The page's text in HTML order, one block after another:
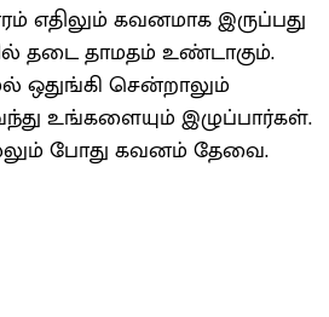
எதிலும் கவனமாக இருப்பது
தடை தாமதம் உண்டாகும்.
ஒதுங்கி சென்றாலும்
உங்களையும் இழுப்பார்கள்.
போது கவனம் தேவை.